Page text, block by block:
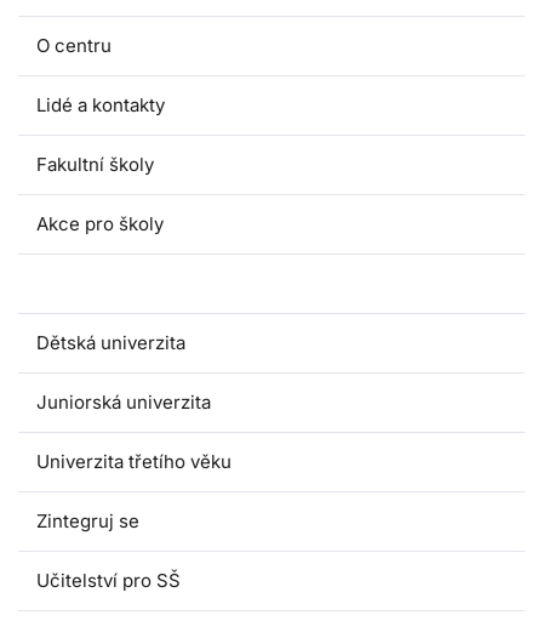
O centru
Lidé a kontakty
Fakultní školy
Akce pro školy
Dětská univerzita
Juniorská univerzita
Univerzita třetího věku
Zintegruj se
Učitelství pro SŠ